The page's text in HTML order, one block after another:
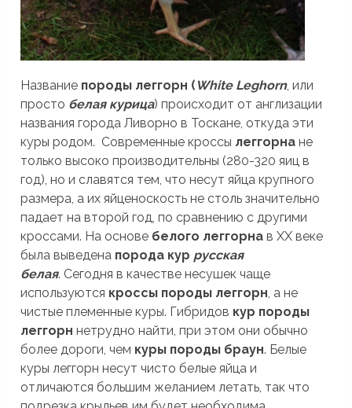
Название породы леггорн ( White Leghorn, или
просто белая курица) происходит от англизации
названия города Ливорно в Тоскане, откуда эти
куры родом. Современные кроссы леггорна не
только высоко производительны (280-320 яиц в
год), но и славятся тем, что несут яйца крупного
размера, а их яйценоскость не столь значительно
падает на второй год, по сравнению с другими
кроссами. На основе белого леггорна в ХХ веке
была выведена порода кур русская
белая. Сегодня в качестве несушек чаще
используются кроссы породы леггорн, а не
чистые племенные куры. Гибридов кур породы
леггорн нетрудно найти, при этом они обычно
более дороги, чем куры породы браун. Белые
куры леггорн несут чисто белые яйца и
отличаются большим желанием летать, так что